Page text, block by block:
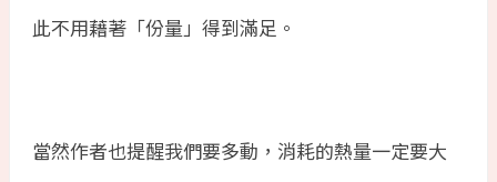
此不用藉著「份量」得到滿足。
當然作者也提醒我們要多動，消耗的熱量一定要大